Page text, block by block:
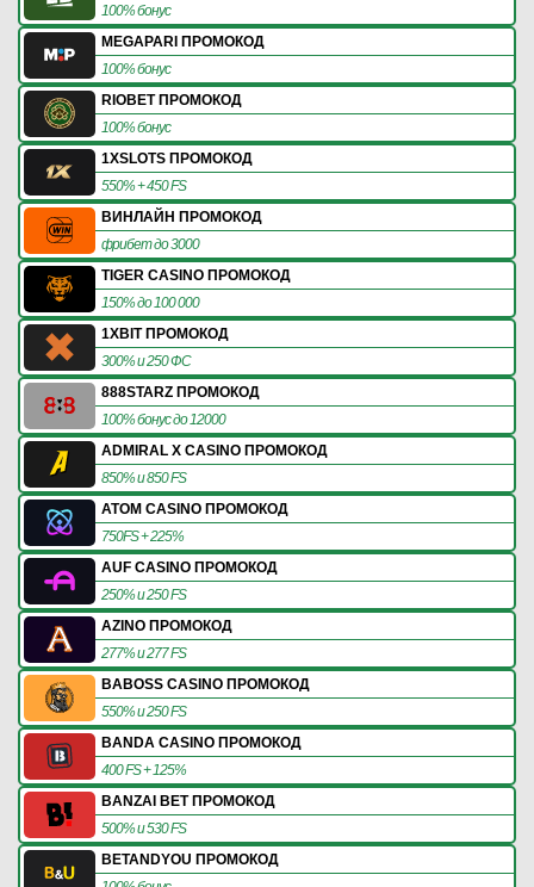
100% бонус
MEGAPARI ПРОМОКОД
100% бонус
RIOBET ПРОМОКОД
100% бонус
1XSLOTS ПРОМОКОД
550% + 450 FS
ВИНЛАЙН ПРОМОКОД
фрибет до 3000
TIGER CASINO ПРОМОКОД
150% до 100 000
1XBIT ПРОМОКОД
300% и 250 ФС
888STARZ ПРОМОКОД
100% бонус до 12000
ADMIRAL X CASINO ПРОМОКОД
850% и 850 FS
ATOM CASINO ПРОМОКОД
750FS + 225%
AUF CASINO ПРОМОКОД
250% и 250 FS
AZINO ПРОМОКОД
277% и 277 FS
BABOSS CASINO ПРОМОКОД
550% и 250 FS
BANDA CASINO ПРОМОКОД
400 FS + 125%
BANZAI BET ПРОМОКОД
500% и 530 FS
BETANDYOU ПРОМОКОД